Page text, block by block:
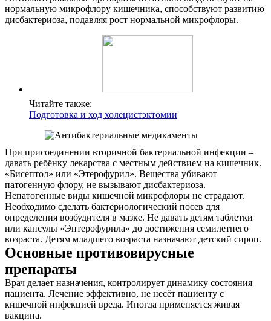
нормальную микрофлору кишечника, способствуют развитию
дисбактериоза, подавляя рост нормальной микрофлоры.
Читайте также:
Подготовка и ход холецистэктомии
При присоединении вторичной бактериальной инфекции –
давать ребёнку лекарства с местным действием на кишечник.
«Бисептол» или «Этерофурил». Вещества убивают
патогенную флору, не вызывают дисбактериоза.
Непатогенные виды кишечной микрофлоры не страдают.
Необходимо сделать бактериологический посев для
определения возбудителя в мазке. Не давать детям таблетки
или капсулы «Энтерофурила» до достижения семилетнего
возраста. Детям младшего возраста назначают детский сироп.
Основные противовирусные
препараты
Врач делает назначения, контролирует динамику состояния
пациента. Лечение эффективно, не несёт пациенту с
кишечной инфекцией вреда. Иногда применяется живая
вакцина.